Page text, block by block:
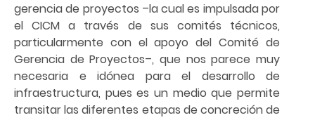
gerencia de proyectos –la cual es impulsada por
el CICM a través de sus comités técnicos,
particularmente con el apoyo del Comité de
Gerencia de Proyectos–, que nos parece muy
necesaria e idónea para el desarrollo de
infraestructura, pues es un medio que permite
transitar las diferentes etapas de concreción de